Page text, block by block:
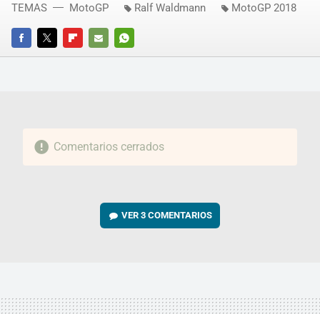
FACEBOOKTWITTERFLIPBOARD
E-
WHATSAPP
TEMAS MotoGP Ralf Waldmann MotoGP 2018
Comentarios cerrados
VER3 COMENTARIOS